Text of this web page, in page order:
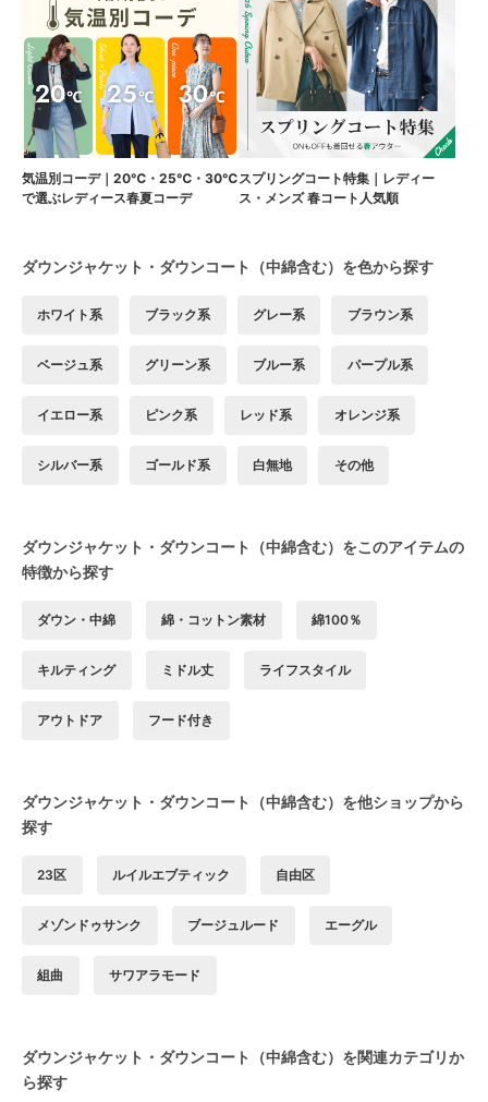
気温別コーデ｜20℃・25℃・30℃
で選ぶレディース春夏コーデ
スプリングコート特集｜レディー
ス・メンズ 春コート人気順
ダウンジャケット・ダウンコート（中綿含む）を色から探す
ホワイト系 ブラック系 グレー系 ブラウン系
ベージュ系 グリーン系 ブルー系 パープル系
イエロー系 ピンク系 レッド系 オレンジ系
シルバー系 ゴールド系 白無地 その他
ダウンジャケット・ダウンコート（中綿含む）をこのアイテムの
特徴から探す
ダウン・中綿 綿・コットン素材 綿100％
キルティング ミドル丈 ライフスタイル
アウトドア フード付き
ダウンジャケット・ダウンコート（中綿含む）を他ショップから
探す
23区 ルイルエブティック 自由区
メゾンドゥサンク ブージュルード エーグル
組曲 サワアラモード
ダウンジャケット・ダウンコート（中綿含む）を関連カテゴリか
ら探す